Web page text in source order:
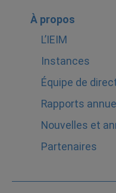
À propos
L’IEIM
Instances
Équipe de
Rapports
Nouvelles et
Partenaires